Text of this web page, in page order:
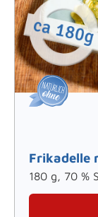
Frikadelle
180 g, 70 %